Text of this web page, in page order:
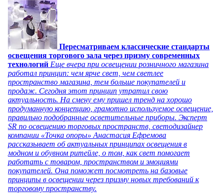
Пересматриваем классические стандарты
освещения торгового зала через призму современных
технологий Еще вчера при освещении розничного магазина
работал принцип: чем ярче свет, чем светлее
пространство магазина, тем больше покупателей и
продаж. Сегодня этот принцип утратил свою
актуальность. На смену ему пришел тренд на хорошо
продуманную концепцию, грамотно используемое освещение,
правильно подобранные осветительные приборы. Эксперт
SR по освещению торговых пространств, светодизайнер
компании «Точка опоры» Анастасия Ефремова
рассказывает об актуальных принципах освещения в
модном и обувном ритейле, о том, как свет помогает
работать с товаром, пространством и эмоциями
покупателей. Она поможет посмотреть на базовые
принципы в освещении через призму новых требований к
торговому пространству.